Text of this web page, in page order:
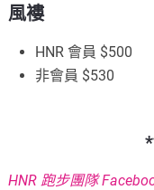
風褸
HNR 會員 $500
非會員 $530
HNR 跑步團隊